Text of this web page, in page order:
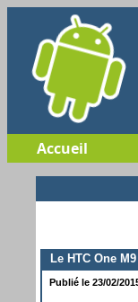
Accueil
Le HTC One
Publié le 23/02/